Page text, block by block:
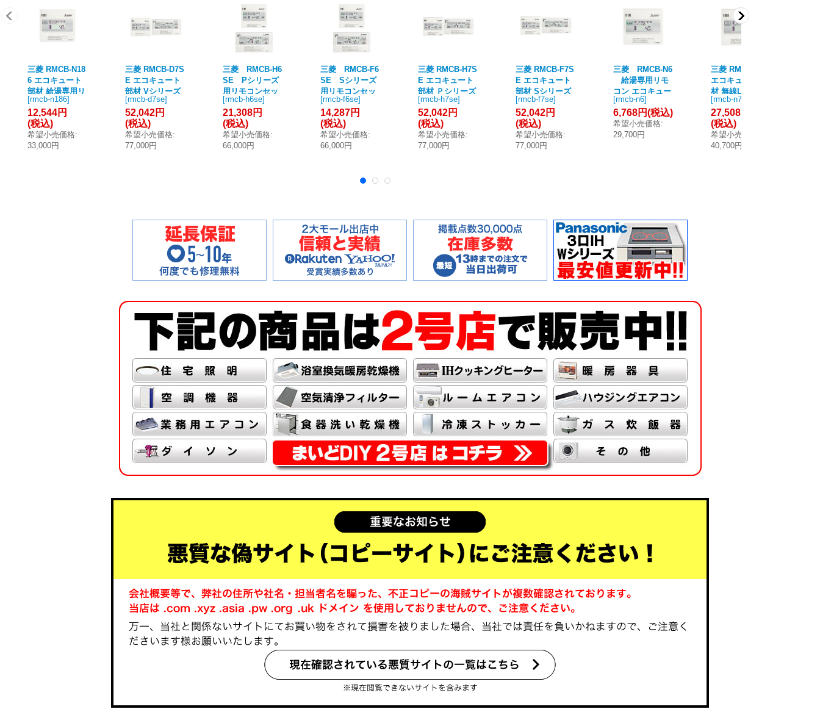
三菱 RMCB-N18
6 エコキュート
部材 給湯専用リ
モコン(180L用)
[rmcb-n186]
12,544円
(税込)
希望小売価格:
33,000円
三菱 RMCB-D7S
E エコキュート
部材 Vシリーズ
用リモコンセッ
ト
[rmcb-d7se]
52,042円
(税込)
希望小売価格:
77,000円
三菱 RMCB-H6
SE Pシリーズ
用リモコンセッ
ト エコキュート
部材 [■]
[rmcb-h6se]
21,308円
(税込)
希望小売価格:
66,000円
三菱 RMCB-F6
SE Sシリーズ
用リモコンセッ
ト エコキュート
部材 [■]
[rmcb-f6se]
14,287円
(税込)
希望小売価格:
66,000円
三菱 RMCB-H7S
E エコキュート
部材 Ｐシリーズ
用リモコンセッ
ト
[rmcb-h7se]
52,042円
(税込)
希望小売価格:
77,000円
三菱 RMCB-F7S
E エコキュート
部材 Sシリーズ
用リモコンセッ
ト
[rmcb-f7se]
52,042円
(税込)
希望小売価格:
77,000円
三菱 RMCB-N6
給湯専用リモ
コン エコキュー
ト部材 [■]
[rmcb-n6]
6,768円(税込)
希望小売価格:
29,700円
三菱 RMCB-N7
エコキュート部
材 無線LANアダ
プター搭載給湯
専用リモコン
[rmcb-n7
27,508円
(税込)
希望小売価格
40,700円